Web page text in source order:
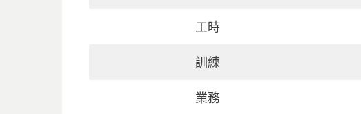
工時
訓練
業務